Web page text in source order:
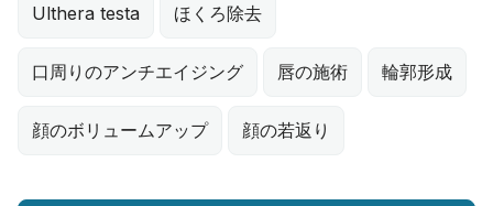
Ulthera testa ほくろ除去
口周りのアンチエイジング 唇の施術 輪郭形成
顔のボリュームアップ 顔の若返り